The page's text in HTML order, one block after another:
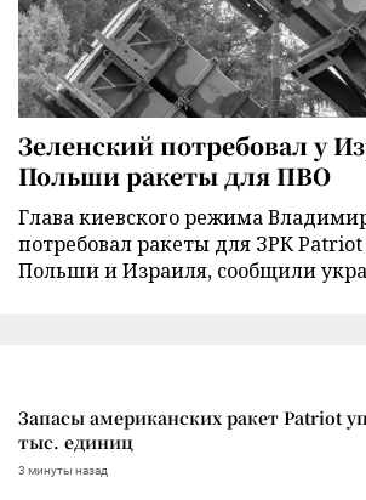
Зеленский потребовал у
Польши ракеты для ПВО
Глава киевского режима
потребовал ракеты для ЗРК
Польши и Израиля, сообщили
Запасы американских ракет Patriot
тыс. единиц
3 минуты назад